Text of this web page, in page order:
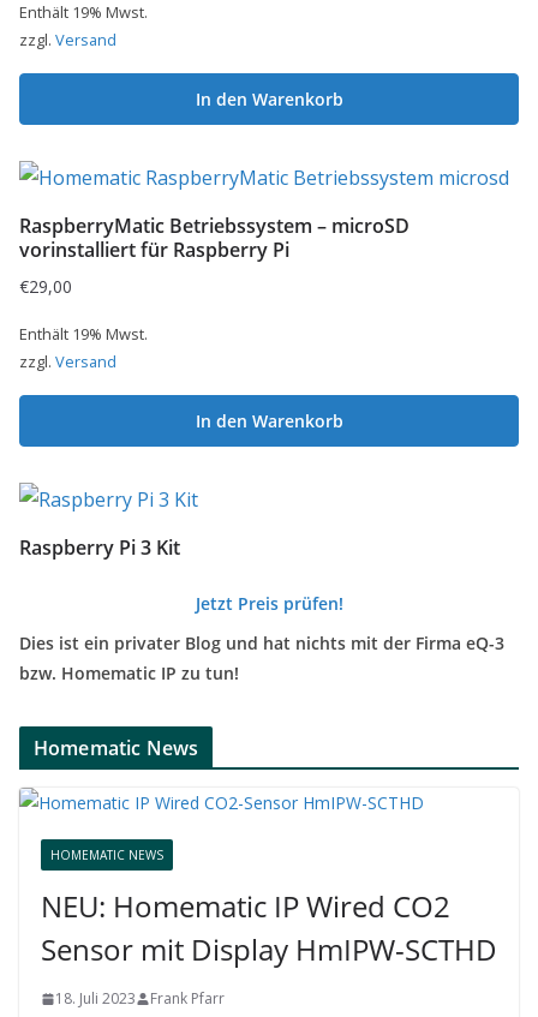
Enthält 19% Mwst.
zzgl. Versand
In den Warenkorb
RaspberryMatic Betriebssystem – microSD
vorinstalliert für Raspberry Pi
€29,00
Enthält 19% Mwst.
zzgl. Versand
In den Warenkorb
Raspberry Pi 3 Kit
Jetzt Preis prüfen!
Dies ist ein privater Blog und hat nichts mit der Firma eQ-3
bzw. Homematic IP zu tun!
Homematic News
HOMEMATIC NEWS
NEU: Homematic IP Wired CO2
Sensor mit Display HmIPW-SCTHD
18. Juli 2023 Frank Pfarr